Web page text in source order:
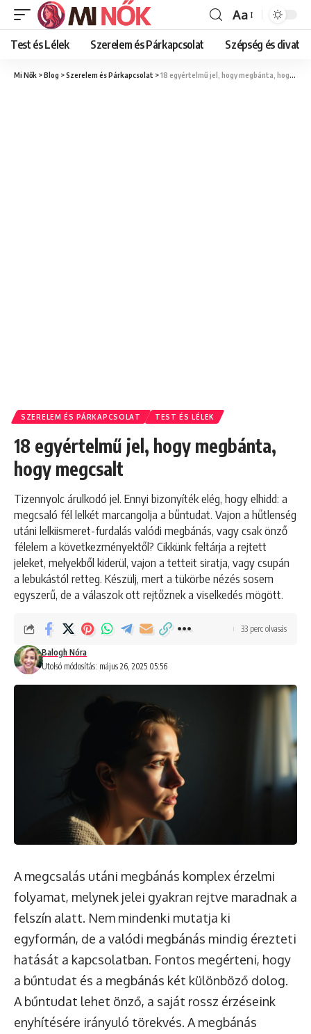
Font
Resizer
Aa
Test és Lélek Szerelem és Párkapcsolat Szépség és divat
Mi Nők >Blog >Szerelem és Párkapcsolat >18 egyértelmű jel, hogy megbánta, hogy megcsalt
SZERELEM ÉS PÁRKAPCSOLAT TEST ÉS LÉLEK
18 egyértelmű jel, hogy megbánta,
hogy megcsalt
Tizennyolc árulkodó jel. Ennyi bizonyíték elég, hogy elhidd: a
megcsaló fél lelkét marcangolja a bűntudat. Vajon a hűtlenség
utáni lelkiismeret-furdalás valódi megbánás, vagy csak önző
félelem a következményektől? Cikkünk feltárja a rejtett
jeleket, melyekből kiderül, vajon a tetteit siratja, vagy csupán
a lebukástól retteg. Készülj, mert a tükörbe nézés sosem
egyszerű, de a válaszok ott rejtőznek a viselkedés mögött.
Utolsó módosítás: május 26, 2025 05:56
Balogh Nóra
33 perc olvasás
A megcsalás utáni megbánás komplex érzelmi
folyamat, melynek jelei gyakran rejtve maradnak a
felszín alatt. Nem mindenki mutatja ki
egyformán, de a valódi megbánás mindig érezteti
hatását a kapcsolatban. Fontos megérteni, hogy
a bűntudat és a megbánás két különböző dolog.
A bűntudat lehet önző, a saját rossz érzéseink
enyhítésére irányuló törekvés. A megbánás